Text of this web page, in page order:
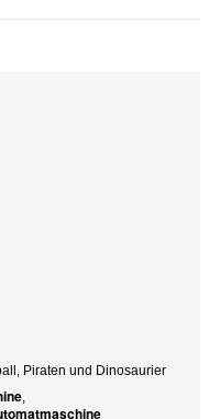
Piraten und Dinosaurier
,